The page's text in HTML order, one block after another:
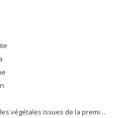
issues de la première pression à froid